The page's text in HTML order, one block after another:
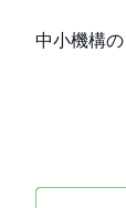
中小機構